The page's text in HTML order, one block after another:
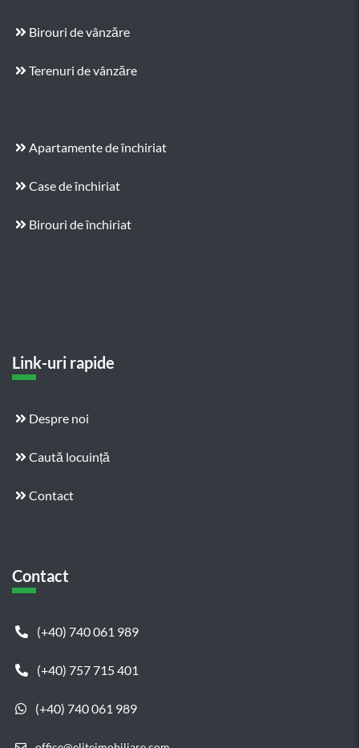
Birouri de vânzăre
Terenuri de vânzăre
Apartamente de închiriat
Case de închiriat
Birouri de închiriat
Link-uri rapide
Despre noi
Caută locuință
Contact
Contact
(+40) 740 061 989
(+40) 757 715 401
(+40) 740 061 989